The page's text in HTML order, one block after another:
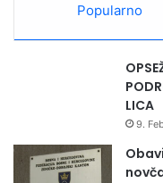
Popularno
LICA
9.